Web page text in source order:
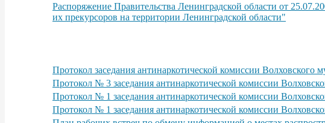
Распоряжение Правительства Ленинградской области от
их прекурсоров на территории Ленинградской области"
Протокол заседания антинаркотической комиссии Волховского
Протокол № 3 заседания антинаркотической комиссии
Протокол № 1 заседания антинаркотической комиссии
Протокол № 1 заседания антинаркотической комиссии